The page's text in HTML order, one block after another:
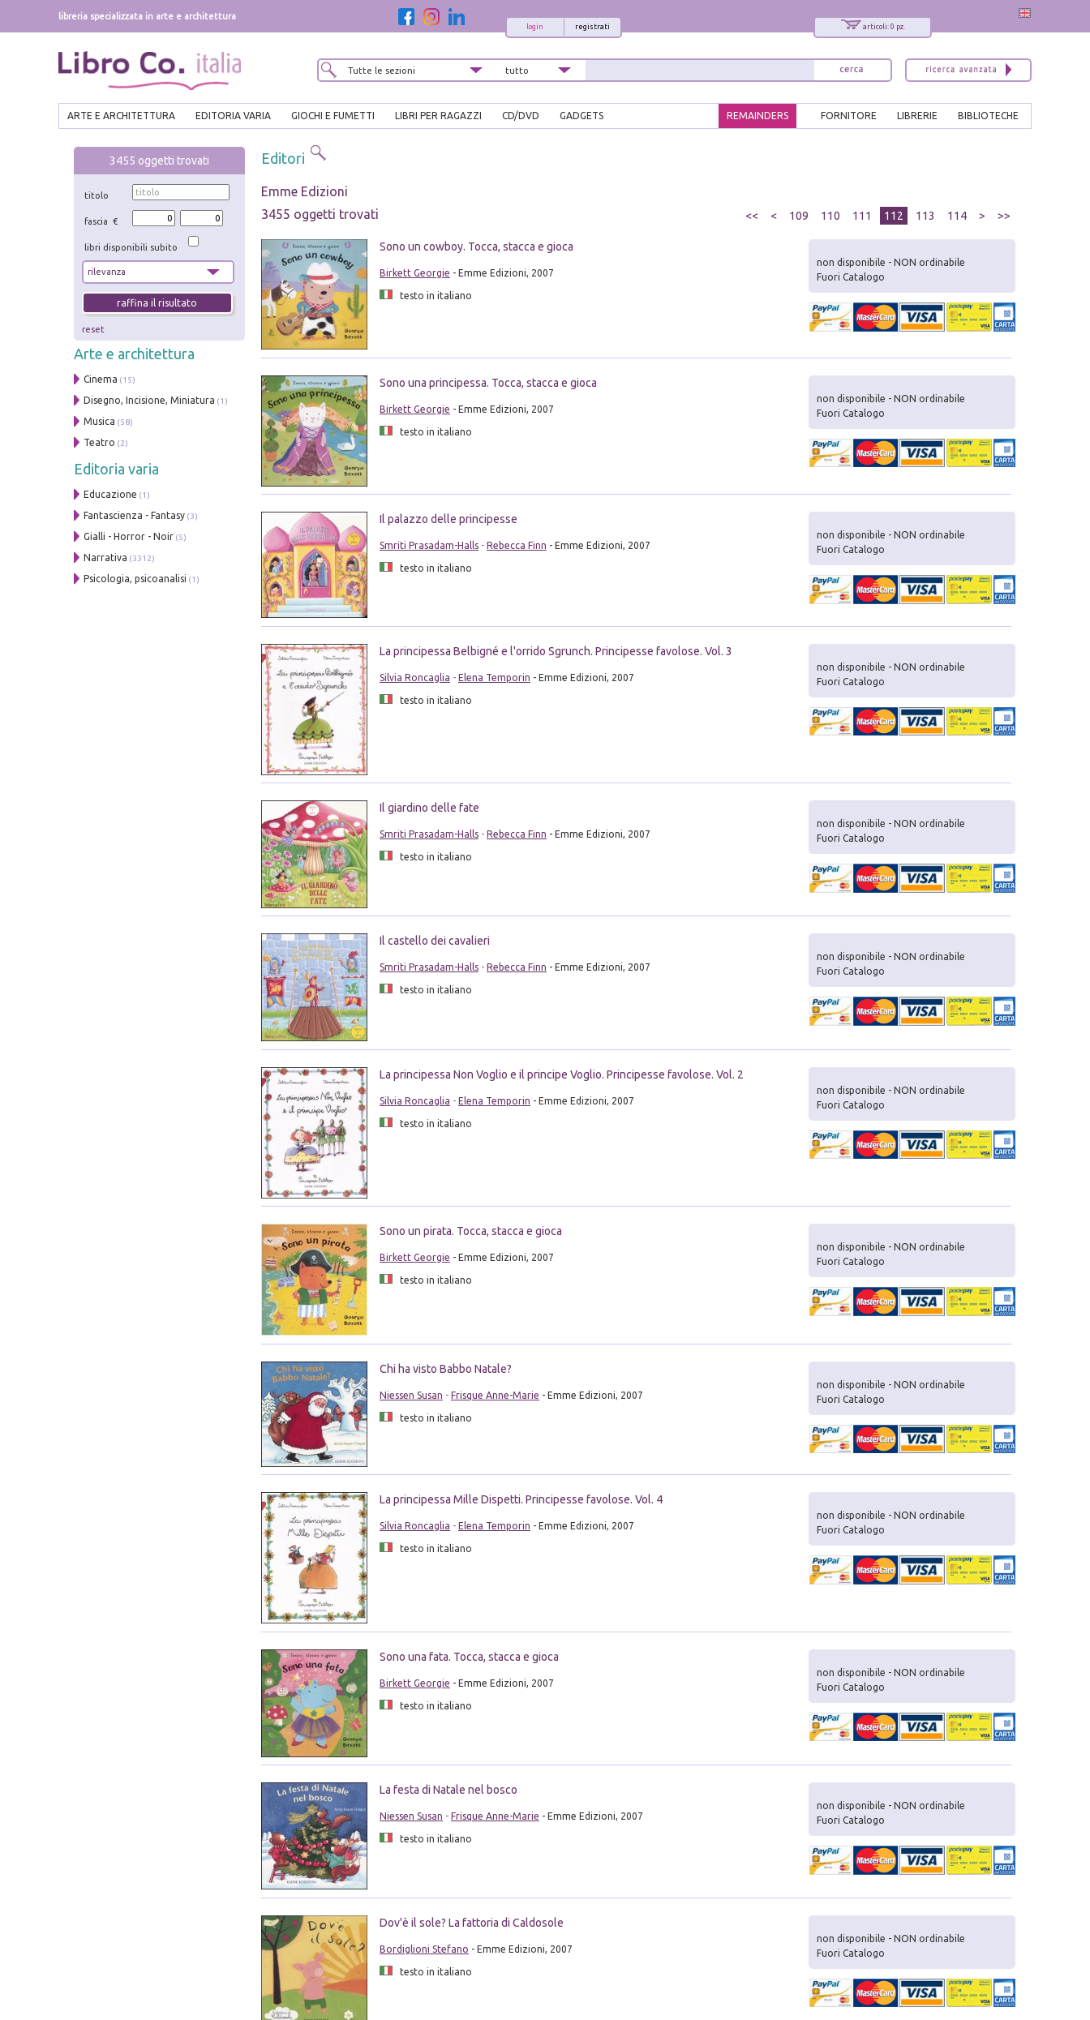
libreria specializzata in arte e architettura
articoli: 0 pz.
registrati
login
ARTE E ARCHITETTURA EDITORIA VARIA GIOCHI E FUMETTI LIBRI PER RAGAZZI CD/DVD GADGETS BIBLIOTECHE
LIBRERIE
FORNITORE
REMAINDERS
3455 oggetti trovati
titolo
fascia €
libri disponibili subito
reset
Arte e architettura
Cinema (15)
Disegno, Incisione, Miniatura (1)
Musica (58)
Teatro (2)
Editoria varia
Educazione (1)
Fantascienza - Fantasy (3)
Gialli - Horror - Noir (5)
Narrativa (3312)
Psicologia, psicoanalisi (1)
Editori
Emme Edizioni
3455 oggetti trovati
<< < 109 110 111 112 113 114 > >>
Sono un cowboy. Tocca, stacca e gioca
Birkett Georgie - Emme Edizioni, 2007
testo in italiano
non disponibile - NON ordinabile
Fuori Catalogo
Sono una principessa. Tocca, stacca e gioca
Birkett Georgie - Emme Edizioni, 2007
testo in italiano
non disponibile - NON ordinabile
Fuori Catalogo
Il palazzo delle principesse
Smriti Prasadam-Halls- Rebecca Finn - Emme Edizioni, 2007
testo in italiano
non disponibile - NON ordinabile
Fuori Catalogo
La principessa Belbigné e l'orrido Sgrunch. Principesse favolose. Vol. 3
Silvia Roncaglia - Elena Temporin - Emme Edizioni, 2007
testo in italiano
non disponibile - NON ordinabile
Fuori Catalogo
Il giardino delle fate
Smriti Prasadam-Halls- Rebecca Finn - Emme Edizioni, 2007
testo in italiano
non disponibile - NON ordinabile
Fuori Catalogo
Il castello dei cavalieri
Smriti Prasadam-Halls- Rebecca Finn - Emme Edizioni, 2007
testo in italiano
non disponibile - NON ordinabile
Fuori Catalogo
La principessa Non Voglio e il principe Voglio. Principesse favolose. Vol. 2
Silvia Roncaglia - Elena Temporin - Emme Edizioni, 2007
testo in italiano
non disponibile - NON ordinabile
Fuori Catalogo
Sono un pirata. Tocca, stacca e gioca
Birkett Georgie - Emme Edizioni, 2007
testo in italiano
non disponibile - NON ordinabile
Fuori Catalogo
Chi ha visto Babbo Natale?
Niessen Susan - Frisque Anne-Marie - Emme Edizioni, 2007
testo in italiano
non disponibile - NON ordinabile
Fuori Catalogo
La principessa Mille Dispetti. Principesse favolose. Vol. 4
Silvia Roncaglia - Elena Temporin - Emme Edizioni, 2007
testo in italiano
non disponibile - NON ordinabile
Fuori Catalogo
Sono una fata. Tocca, stacca e gioca
Birkett Georgie - Emme Edizioni, 2007
testo in italiano
non disponibile - NON ordinabile
Fuori Catalogo
La festa di Natale nel bosco
Niessen Susan - Frisque Anne-Marie - Emme Edizioni, 2007
testo in italiano
non disponibile - NON ordinabile
Fuori Catalogo
Dov'è il sole? La fattoria di Caldosole
Bordiglioni Stefano - Emme Edizioni, 2007
testo in italiano
non disponibile - NON ordinabile
Fuori Catalogo